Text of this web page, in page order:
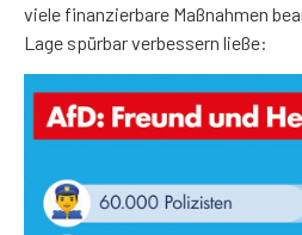
viele finanzierbare Maßnahmen
Lage spürbar verbessern ließe: